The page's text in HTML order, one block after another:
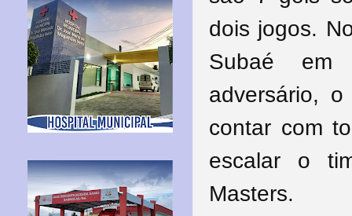
dois jogos.
Subaé em
adversário,
contar com
escalar o
Masters.